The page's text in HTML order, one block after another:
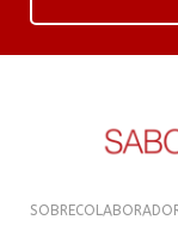
SOBRE